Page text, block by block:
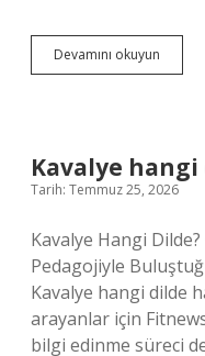
Devamını okuyun
katlı
Kavalye hangi
Tarih: Temmuz 25, 2026
Kavalye Hangi
Pedagojiyle
Kavalye hangi dilde
arayanlar için
bilgi edinme süreci